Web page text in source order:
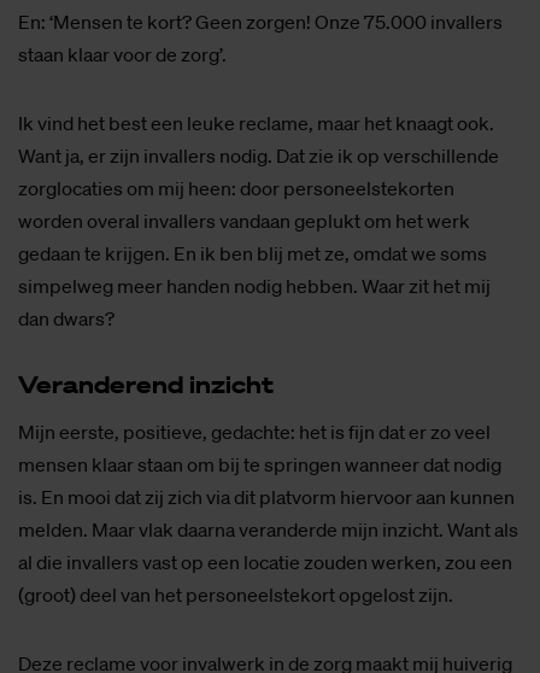
En: ‘Mensen te kort? Geen zorgen! Onze 75.000 invallers
staan klaar voor de zorg’.
Ik vind het best een leuke reclame, maar het knaagt ook.
Want ja, er zijn invallers nodig. Dat zie ik op verschillende
zorglocaties om mij heen: door personeelstekorten
worden overal invallers vandaan geplukt om het werk
gedaan te krijgen. En ik ben blij met ze, omdat we soms
simpelweg meer handen nodig hebben. Waar zit het mij
dan dwars?
Ver­an­de­rend in­zicht
Mijn eerste, positieve, gedachte: het is fijn dat er zo veel
mensen klaar staan om bij te springen wanneer dat nodig
is. En mooi dat zij zich via dit platvorm hiervoor aan kunnen
melden. Maar vlak daarna veranderde mijn inzicht. Want als
al die invallers vast op een locatie zouden werken, zou een
(groot) deel van het personeelstekort opgelost zijn.
Deze reclame voor invalwerk in de zorg maakt mij huiverig